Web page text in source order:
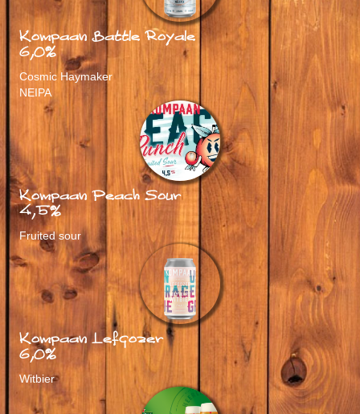
Kompaan Battle Royale
6,0%
Cosmic Haymaker
NEIPA
Kompaan Peach Sour
4,5%
Fruited sour
Kompaan Lefgozer
6,0%
Witbier